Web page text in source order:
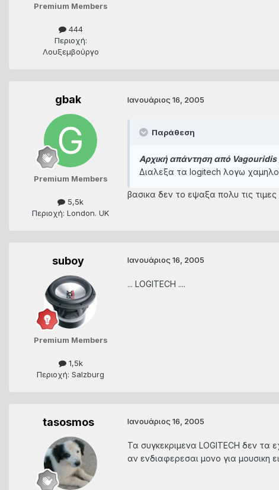
Premium Members
444
Περιοχή:
Λουξεμβούργο
gbak
Premium Members
5,5k
Περιοχή: London. UK
Ιανουάριος 16, 2005
Παράθεση
Αρχική απάντηση από Vagouridis
Διαλεξα τα logitech λογω
βασικα δεν το εψαξα πολυ τις
suboy
Premium Members
1,5k
Περιοχή: Salzburg
Ιανουάριος 16, 2005
... LOGITECH ....
tasosmos Ιανουάριος 16, 2005
Τα συγκεκριμενα LOGITECH δεν τα
αν ενδιαφερεσαι μονο για μουσικη